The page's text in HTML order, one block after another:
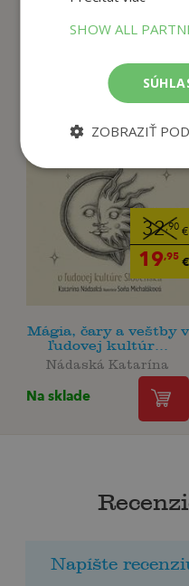
tento titul si
32,90€
19,95€
Mágia, čary a veštby v
ľudovej kultúr...
Nádaská Katarína
Na sklade
Napíšte
SHOW ALL
ZOBRAZIŤ